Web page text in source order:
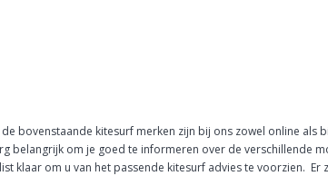
bovenstaande kitesurf merken zijn bij ons zowel online
belangrijk om je goed te informeren over de verschillende
klaar om u van het passende kitesurf advies te voorzien.